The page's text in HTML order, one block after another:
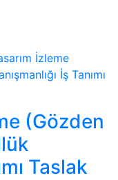
İzleme
İş Tanımı
(Gözden
Taslak